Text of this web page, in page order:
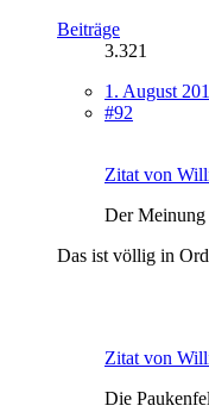
Beiträge
3.321
1. August
#92
Zitat von
Der Meinung
Das ist völlig in
Zitat von
Die